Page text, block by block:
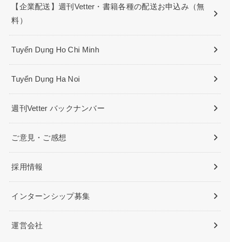
【企業配送】週刊Vetter・書籍各種の配送お申込み（無
料）
Tuyển Dụng Ho Chi Minh
Tuyển Dụng Ha Noi
週刊Vetter バックナンバー
ご意見・ご感想
採用情報
インターンシップ募集
運営会社